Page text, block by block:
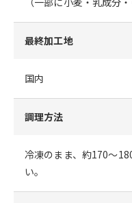
最終加工地
国内
調理方法
冷凍のまま、約170～
い。